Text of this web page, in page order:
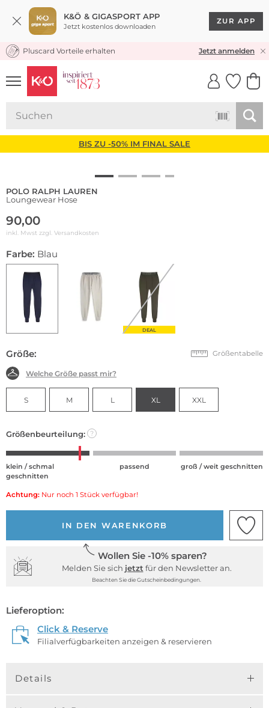
K&Ö & GIGASPORT APP
Jetzt kostenlos downloaden
ZUR APP
KOSTENLOSER VERSAND* & RÜCKVERSAND
Pluscard Vorteile erhalten Jetzt anmelden
UNSERE APP
CLICK &
BIS ZU -50% IM FINAL SALE
POLO RALPH LAUREN
Loungewear Hose
90,00
inkl. Mwst zzgl. Versandkosten
Farbe: Blau
DEAL
Größe: Größentabelle
Welche Größe passt mir?
S M L XL XXL
Größenbeurteilung: ?
klein / schmal
geschnitten
passend groß / weit geschnitten
Achtung: Nur noch 1 Stück verfügbar!
IN DEN WARENKORB
Wollen Sie -10% sparen?
Melden Sie sich jetzt für den Newsletter an.
Beachten Sie die Gutscheinbedingungen.
Lieferoption:
Click & Reserve
Filialverfügbarkeiten anzeigen & reservieren
Details